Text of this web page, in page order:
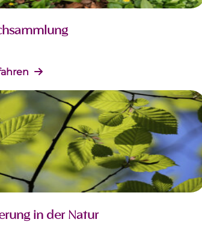
in der Natur